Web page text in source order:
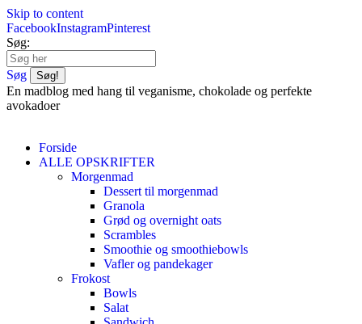
Skip to content
FacebookInstagramPinterest
Søg:
Søg
En madblog med hang til veganisme, chokolade og perfekte
avokadoer
Forside
ALLE OPSKRIFTER
Morgenmad
Dessert til morgenmad
Granola
Grød og overnight oats
Scrambles
Smoothie og smoothiebowls
Vafler og pandekager
Frokost
Bowls
Salat